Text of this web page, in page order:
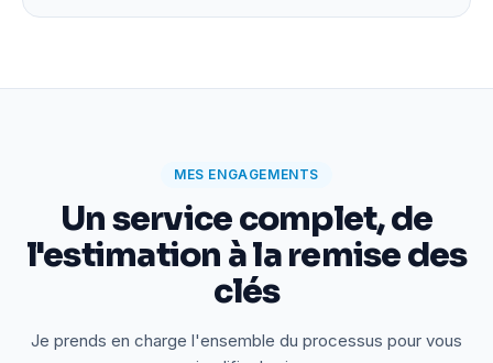
MES ENGAGEMENTS
Un service complet, de
l'estimation à la remise des
clés
Je prends en charge l'ensemble du processus pour vous